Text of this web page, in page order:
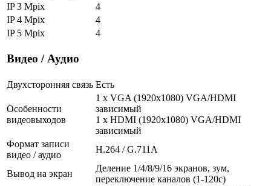
IP 3 Mpix
4
IP 4 Mpix
4
IP 5 Mpix
4
Видео / Аудио
Двухсторонняя связь Есть
Особенности
видеовыходов
1 x VGA (1920x1080) VGA/HDMI
зависимый
1 x HDMI (1920x1080) VGA/HDMI
зависимый
Формат записи
видео / аудио
H.264 / G.711A
Вывод на экран
Деление 1/4/8/9/16 экранов, зум,
переключение каналов (1-120с)